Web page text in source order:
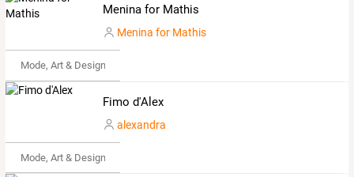
Menina for Mathis
Menina for Mathis
Mode, Art & Design
Fimo d'Alex
alexandra
Mode, Art & Design